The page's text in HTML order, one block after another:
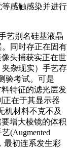
感触感染并进行
艺别名硅基液晶
同时存正在固有
头捕获实正在世
杂现实）手艺存
验考试。可是
特征的滤光层发
正在于其显示器
机材料不克不及
增大棱镜的体积
(Augmented
最初连系发生彩